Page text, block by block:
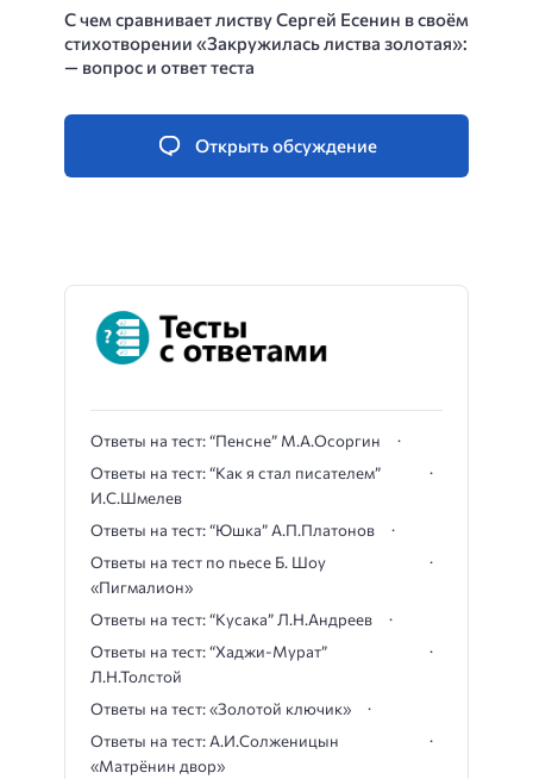
С чем сравнивает листву Сергей Есенин в своём
стихотворении «Закружилась листва золотая»:
— вопрос и ответ теста
Открыть обсуждение
Ответы на тест: “Пенсне” М.А.Осоргин
Ответы на тест: “Как я стал писателем”
И.С.Шмелев
Ответы на тест: “Юшка” А.П.Платонов
Ответы на тест по пьесе Б. Шоу
«Пигмалион»
Ответы на тест: “Кусака” Л.Н.Андреев
Ответы на тест: “Хаджи-Мурат”
Л.Н.Толстой
Ответы на тест: «Золотой ключик»
Ответы на тест: А.И.Солженицын
«Матрёнин двор»